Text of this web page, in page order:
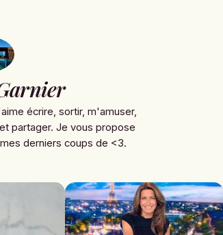
écrire, sortir, m'amuser,
partager. Je vous propose
derniers coups de <3.